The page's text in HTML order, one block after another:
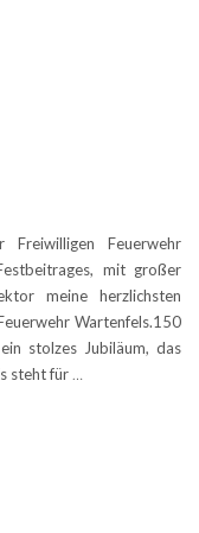
Freiwilligen Feuerwehr
mit großer
meine herzlichsten
Wartenfels.150
stolzes Jubiläum, das
steht für …